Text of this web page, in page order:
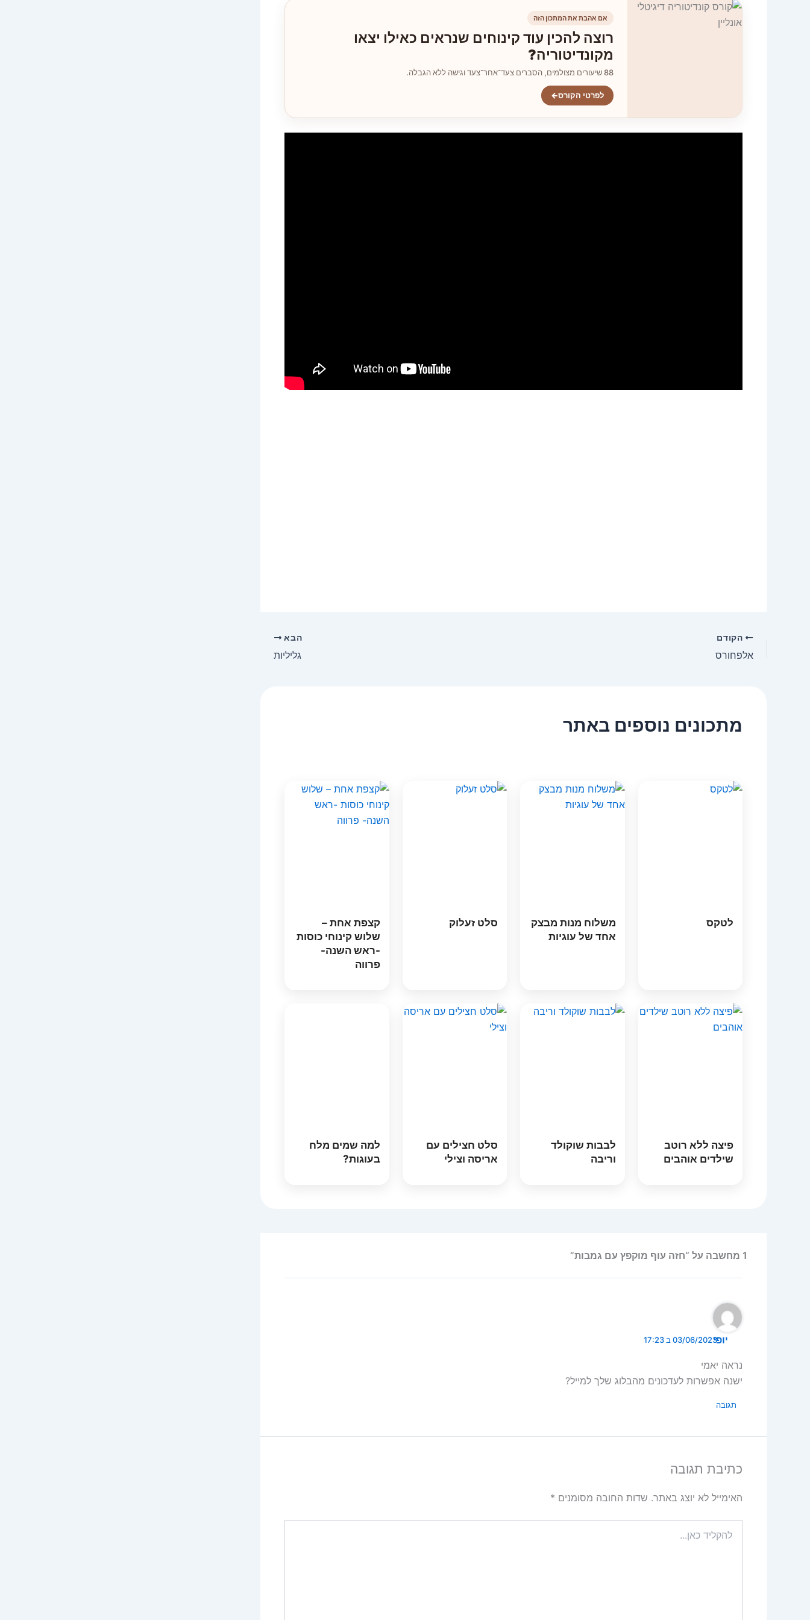
אם אהבת את המתכון הזה
רוצה להכין עוד קינוחים שנראים כאילו יצאו
מקונדיטוריה?
88 שיעורים מצולמים, הסברים צעד־אחר־צעד וגישה ללא הגבלה.
לפרטי הקורס←
הקודם
אלפחורס
הבא
גליליות
מתכונים נוספים באתר
לטקס
משלוח מנות מבצק
אחד של עוגיות
סלט זעלוק
קצפת אחת –
שלוש קינוחי כוסות
-ראש השנה-
פרווה
פיצה ללא רוטב
שילדים אוהבים
לבבות שוקולד
וריבה
סלט חצילים עם
אריסה וצילי
למה שמים מלח
בעוגות?
1 מחשבה על “חזה עוף מוקפץ עם גמבות”
יופי03/06/2023 ב 17:23
נראה יאמי
ישנה אפשרות לעדכונים מהבלוג שלך למייל?
תגובה
כתיבת תגובה
האימייל לא יוצג באתר. שדות החובה מסומנים *
כאן...